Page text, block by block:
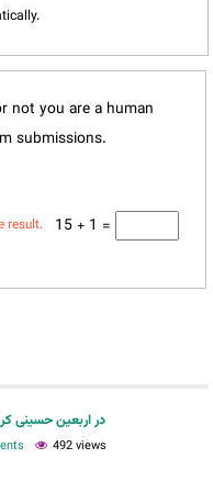
not you are a human
submissions.
15 + 1 =
result.
در اربعین حسینی
492 views